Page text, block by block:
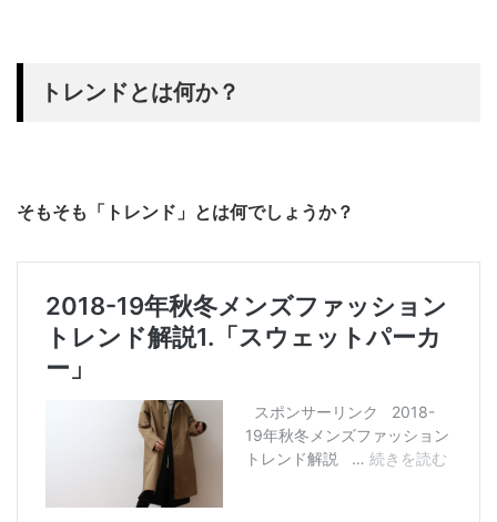
トレンドとは何か？
そもそも「トレンド」とは何でしょうか？